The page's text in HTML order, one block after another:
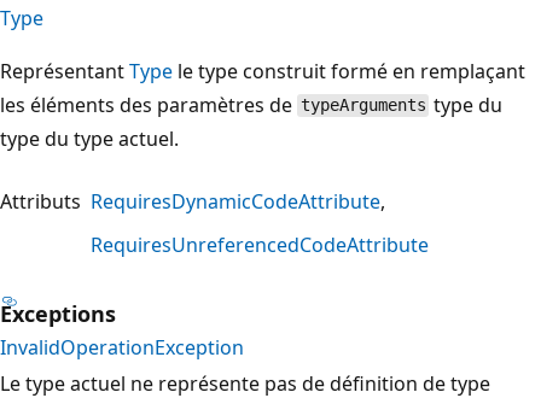
Type
ReprésentantType le type construit formé en remplaçant
les éléments des paramètres de typeArguments type du
type du type actuel.
Attributs RequiresDynamicCodeAttribute
RequiresUnreferencedCodeAttribute
Exceptions
InvalidOperationException
Le type actuel ne représente pas de définition de type